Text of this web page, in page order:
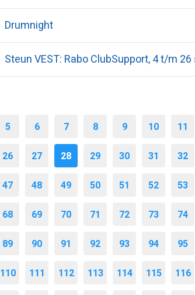
Drumnight
Steun VEST: Rabo ClubSupport, 4 t/m
5 6 7 8 9 10 11
26 27 28 29 30 31 32
47 48 49 50 51 52 53
68 69 70 71 72 73 74
89 90 91 92 93 94 95
110 111 112 113 114 115 116